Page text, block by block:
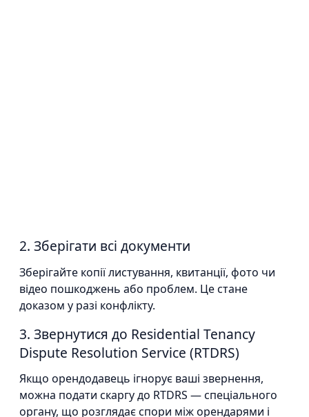
2. Зберігати всі документи
Зберігайте копії листування, квитанції, фото чи
відео пошкоджень або проблем. Це стане
доказом у разі конфлікту.
3. Звернутися до Residential Tenancy
Dispute Resolution Service (RTDRS)
Якщо орендодавець ігнорує ваші звернення,
можна подати скаргу до RTDRS — спеціального
органу, що розглядає спори між орендарями і